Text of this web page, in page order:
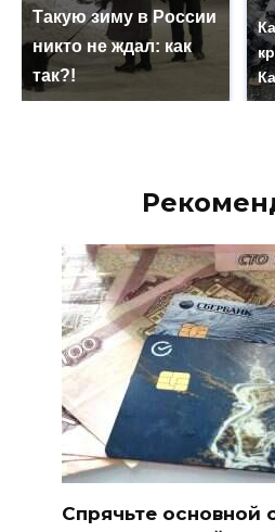
Такую зиму в России
никто не ждал: как
так?!
Спрячьте основной